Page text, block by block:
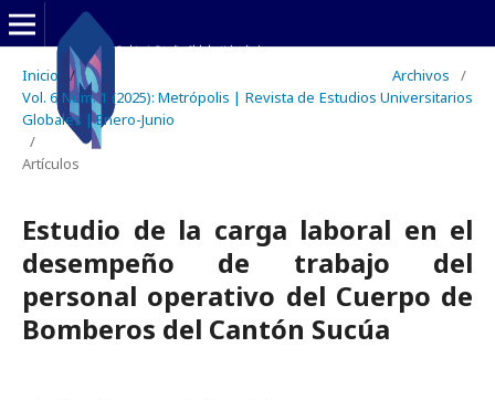
Inicio / Archivos
/
Vol. 6 Núm. 1 (2025): Metrópolis | Revista de Estudios Universitarios
Globales | Enero-Junio
/
Artículos
Estudio de la carga laboral en el
desempeño de trabajo del
personal operativo del Cuerpo de
Bomberos del Cantón Sucúa